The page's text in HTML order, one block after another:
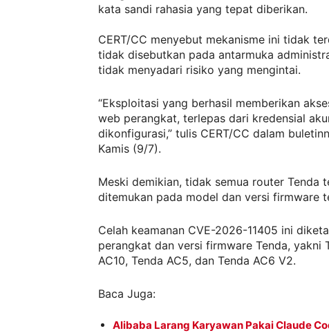
kata sandi rahasia yang tepat diberikan.
CERT/CC menyebut mekanisme ini tidak
tidak disebutkan pada antarmuka
tidak menyadari risiko yang mengintai.
“Eksploitasi yang berhasil memberikan
web perangkat, terlepas dari kredensial
dikonfigurasi,” tulis CERT/CC dalam
Kamis (9/7).
Meski demikian, tidak semua router Tenda
ditemukan pada model dan versi firmware
Celah keamanan CVE-2026-11405 ini
perangkat dan versi firmware Tenda, yakni
AC10, Tenda AC5, dan Tenda AC6 V2.
Baca Juga:
Alibaba Larang Karyawan Pakai Claude